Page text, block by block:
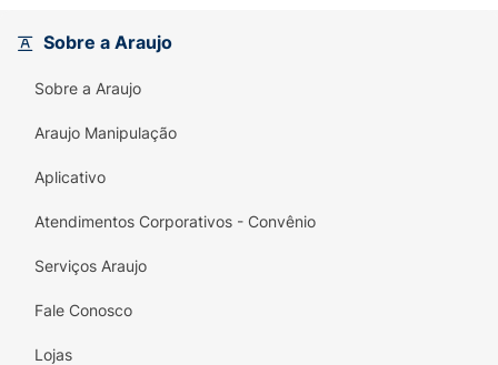
Sobre a Araujo
Sobre a Araujo
Araujo Manipulação
Aplicativo
Atendimentos Corporativos - Convênio
Serviços Araujo
Fale Conosco
Lojas